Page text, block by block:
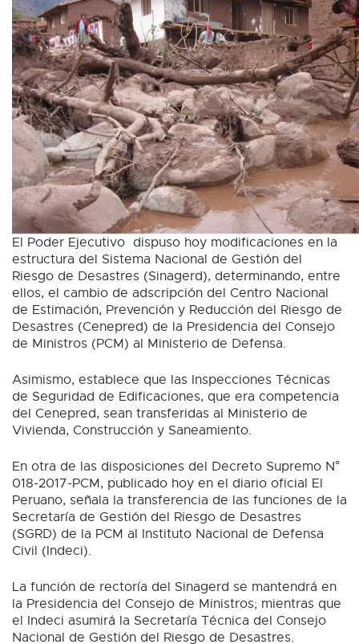
El Poder Ejecutivo dispuso hoy modificaciones en la
estructura del Sistema Nacional de Gestión del
Riesgo de Desastres (Sinagerd), determinando, entre
ellos, el cambio de adscripción del Centro Nacional
de Estimación, Prevención y Reducción del Riesgo de
Desastres (Cenepred) de la Presidencia del Consejo
de Ministros (PCM) al Ministerio de Defensa.
Asimismo, establece que las Inspecciones Técnicas
de Seguridad de Edificaciones, que era competencia
del Cenepred, sean transferidas al Ministerio de
Vivienda, Construcción y Saneamiento.
En otra de las disposiciones del Decreto Supremo N°
018-2017-PCM, publicado hoy en el diario oficial El
Peruano, señala la transferencia de las funciones de la
Secretaría de Gestión del Riesgo de Desastres
(SGRD) de la PCM al Instituto Nacional de Defensa
Civil (Indeci).
La función de rectoría del Sinagerd se mantendrá en
la Presidencia del Consejo de Ministros; mientras que
el Indeci asumirá la Secretaría Técnica del Consejo
Nacional de Gestión del Riesgo de Desastres.